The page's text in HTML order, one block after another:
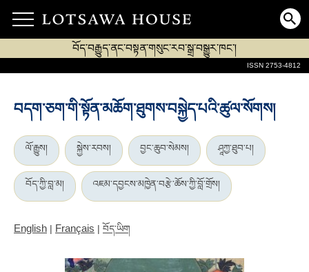
བོད་བརྒྱུད་ནང་བསྟན་གསུང་རབ་སྒྲ་བསྒྱུར་ཁང་།
ISSN 2753-4812
བདག་ཅག་གི་སྟོན་མཆོག་ཐུགས་བསྐྱེད་པའི་ཚུལ་སོགས།
ལོ་རྒྱུས། སྐྱེས་རབས། བྱང་ཆུབ་སེམས། ཤཱཀྱ་ཐུབ་པ།
བོད་ཀྱི་བླ་མ། འཇམ་དབྱངས་མཁྱེན་བརྩེ་ཆོས་ཀྱི་བློ་གྲོས།
English | Français | བོད་ཡིག